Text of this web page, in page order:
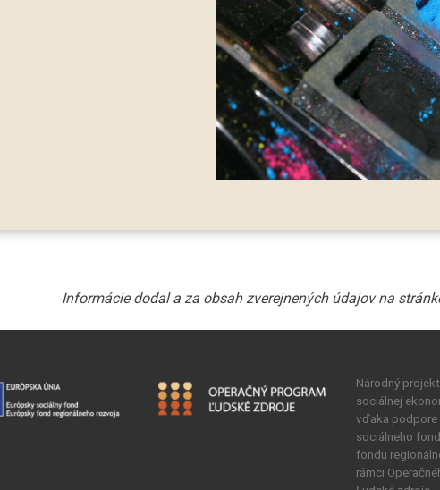
Národný
sociálnej
vďaka podpore
sociálneho
fondu
rámci